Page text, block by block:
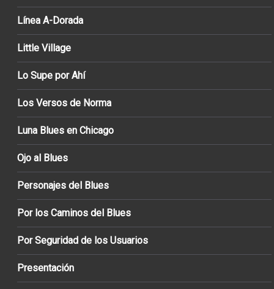
Línea A-Dorada
Little Village
Lo Supe por Ahí
Los Versos de Norma
Luna Blues en Chicago
Ojo al Blues
Personajes del Blues
Por los Caminos del Blues
Por Seguridad de los Usuarios
Presentación